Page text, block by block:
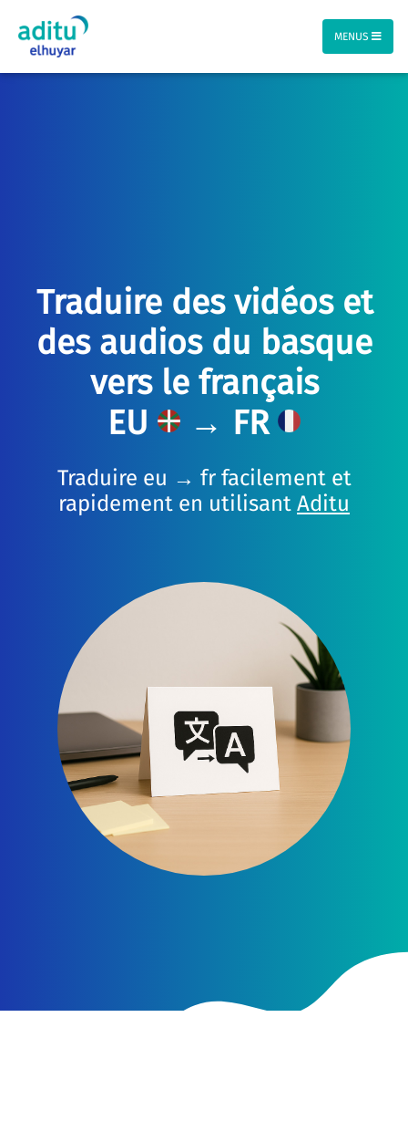
MENUS
Traduire des vidéos et
des audios du basque
vers le français
EU
→ FR
Traduire eu → fr facilement et
rapidement en utilisant Aditu